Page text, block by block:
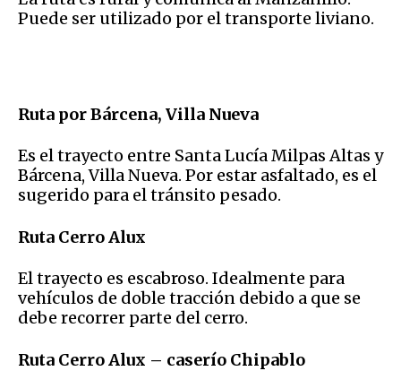
Puede ser utilizado por el transporte liviano.
Ruta por Bárcena, Villa Nueva
Es el trayecto entre Santa Lucía Milpas Altas y
Bárcena, Villa Nueva. Por estar asfaltado, es el
sugerido para el tránsito pesado.
Ruta Cerro Alux
El trayecto es escabroso. Idealmente para
vehículos de doble tracción debido a que se
debe recorrer parte del cerro.
Ruta Cerro Alux – caserío Chipablo